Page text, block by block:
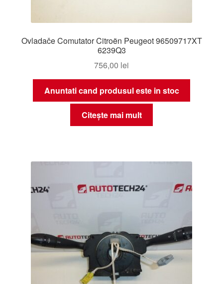
Ovladače Comutator Citroën Peugeot 96509717XT
6239Q3
756,00 lei
Anuntati cand produsul este in stoc
Citește mai mult